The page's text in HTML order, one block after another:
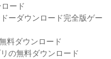
ード
ーダウンロード完全版ゲー
料ダウンロード
の無料ダウンロード